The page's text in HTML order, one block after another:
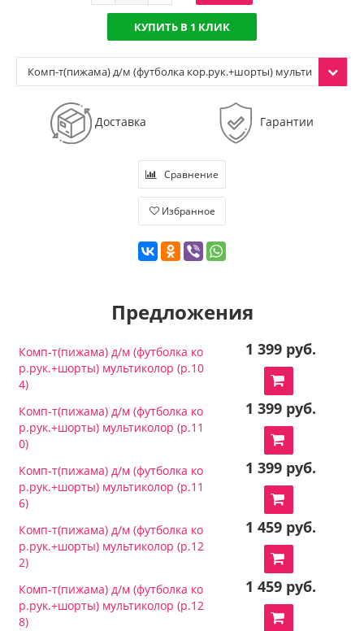
КУПИТЬ В 1 КЛИК
Комп-т(пижама) д/м (футболка кор.рук.+шорты) мульти
колор (р.152)
Доставка Гарантии
Сравнение
Избранное
Предложения
Комп-т(пижама) д/м (футболка ко
р.рук.+шорты) мультиколор (р.10
4)
1 399 руб.
Комп-т(пижама) д/м (футболка ко
р.рук.+шорты) мультиколор (р.11
0)
1 399 руб.
Комп-т(пижама) д/м (футболка ко
р.рук.+шорты) мультиколор (р.11
6)
1 399 руб.
Комп-т(пижама) д/м (футболка ко
р.рук.+шорты) мультиколор (р.12
2)
1 459 руб.
Комп-т(пижама) д/м (футболка ко
р.рук.+шорты) мультиколор (р.12
8)
1 459 руб.